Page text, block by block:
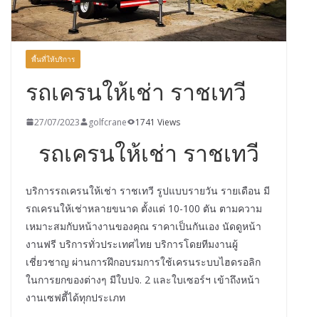
พื้นที่ให้บริการ
รถเครนให้เช่า ราชเทวี
27/07/2023 golfcrane 1741 Views
รถเครนให้เช่า ราชเทวี
บริการรถเครนให้เช่า ราชเทวี รูปแบบรายวัน รายเดือน มี
รถเครนให้เช่าหลายขนาด ตั้งแต่ 10-100 ตัน ตามความ
เหมาะสมกับหน้างานของคุณ ราคาเป็นกันเอง นัดดูหน้า
งานฟรี บริการทั่วประเทศไทย บริการโดยทีมงานผู้
เชี่ยวชาญ ผ่านการฝึกอบรมการใช้เครนระบบไฮดรอลิก
ในการยกของต่างๆ มีใบปจ. 2 และใบเซอร์ฯ เข้าถึงหน้า
งานเซฟตี้ได้ทุกประเภท